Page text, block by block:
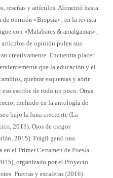
reseñas y artículos. Alimentó hasta
de opinión «Biopsia», en la revista
con «Malabares & amalgamas»,
de opinión pulen sus
creativamente. Encuentra placer
que la educación y el
quebrar esquemas y abrir
escribe de todo un poco. Otras
incluido en la antología de
bajo la luna creciente (La
2013). Ojos de ciegos
2015). Frágil ganó una
el Primer Certamen de Poesía
organizado por el Proyecto
Puertas y escaleras (2016)